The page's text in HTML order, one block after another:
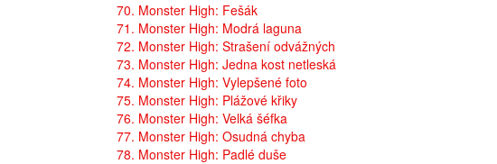
70. Monster High: Fešák
71. Monster High: Modrá laguna
72. Monster High: Strašení odvážných
73. Monster High: Jedna kost netleská
74. Monster High: Vylepšené foto
75. Monster High: Plážové křiky
76. Monster High: Velká šéfka
77. Monster High: Osudná chyba
78. Monster High: Padlé duše